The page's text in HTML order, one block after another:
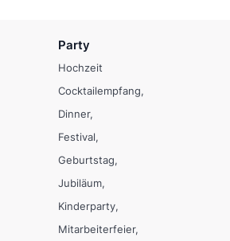
Party
Hochzeit
Cocktailempfang
Dinner
Festival
Geburtstag
Jubiläum
Kinderparty
Mitarbeiterfeier